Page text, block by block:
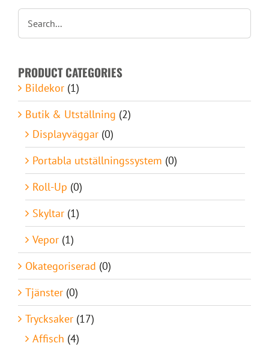
Om oss
PRODUCT CATEGORIES
Bildekor (1)
Butik & Utställning (2)
Displayväggar (0)
Portabla utställningssystem (0)
Roll-Up (0)
Skyltar (1)
Vepor (1)
Okategoriserad (0)
Tjänster (0)
Trycksaker (17)
Affisch (4)